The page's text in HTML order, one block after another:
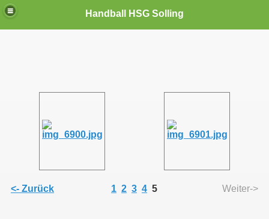
Handball HSG Solling
<- Zurück 1 2 3 4 5 Weiter->